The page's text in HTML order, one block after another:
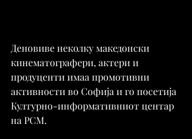
Деновиве неколку македонски
кинематографери, актери и
продуценти имаа промотивни
активности во Софија и го посетија
Културно-информативниот центар
на РСМ.